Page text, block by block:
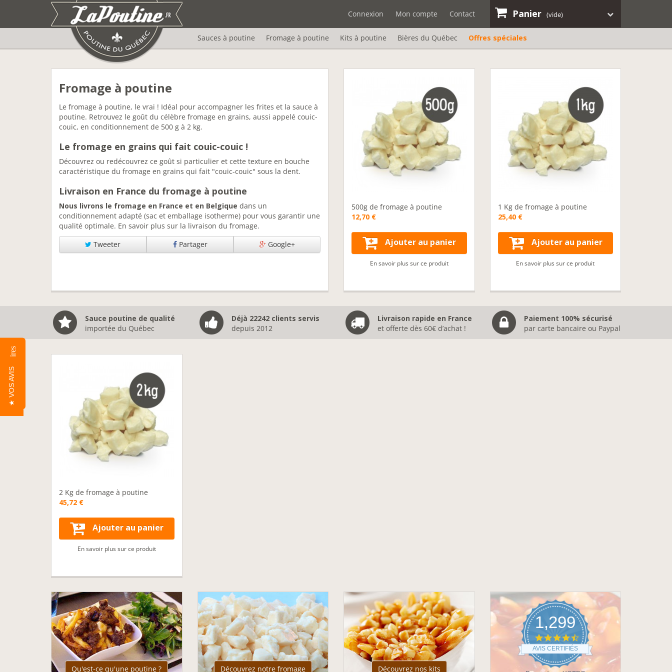
Connexion Mon compte Contact Panier (vide)
Sauces à poutine Fromage à poutine Kits à poutine Bières du Québec Offres spéciales
Fromage à poutine
Le fromage à poutine, le vrai ! Idéal pour accompagner les frites et la sauce à
poutine. Retrouvez le goût du célèbre fromage en grains, aussi appelé couic-
couic, en conditionnement de 500 g à 2 kg.
Le fromage en grains qui fait couic-couic !
Découvrez ou redécouvrez ce goût si particulier et cette texture en bouche
caractéristique du fromage en grains qui fait "couic-couic" sous la dent.
Livraison en France du fromage à poutine
Nous livrons le fromage en France et en Belgique dans un
conditionnement adapté (sac et emballage isotherme) pour vous garantir une
qualité optimale. En savoir plus sur la livraison du fromage.
Tweeter
Partager Google+
500g de fromage à poutine
12,70 €
Ajouter au panier
En savoir plus sur ce produit
1 Kg de fromage à poutine
25,40 €
Ajouter au panier
En savoir plus sur ce produit
Sauce poutine de qualité
importée du Québec
Déjà 22242 clients servis
depuis 2012
Livraison rapide en France
et offerte dès 60€ d’achat !
Paiement 100% sécurisé
par carte bancaire ou Paypal
2 Kg de fromage à poutine
45,72 €
Ajouter au panier
En savoir plus sur ce produit
Qu'est-ce qu'une poutine ? Découvrez notre fromage Découvrez nos kits
1,299
4.6
star
rating
AVIS CERTIFIÉS
Commentaires
★ VOS AVIS